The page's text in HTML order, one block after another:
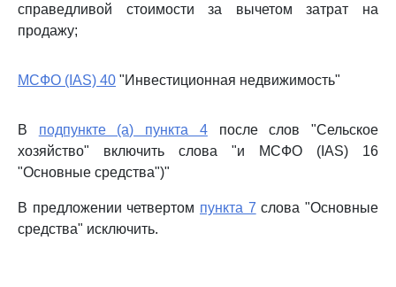
справедливой стоимости за вычетом затрат на
продажу;
МСФО (IAS) 40 "Инвестиционная недвижимость"
В подпункте (a) пункта 4после слов "Сельское
хозяйство" включить слова "и МСФО (IAS) 16
"Основные средства")"
В предложении четвертом пункта 7 слова "Основные
средства" исключить.